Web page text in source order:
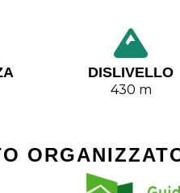
DISLIVELLO
430 m